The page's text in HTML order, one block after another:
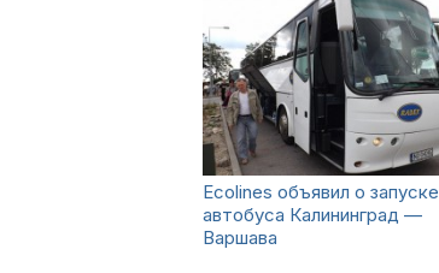
Ecolines объявил о запуске
автобуса Калининград —
Варшава